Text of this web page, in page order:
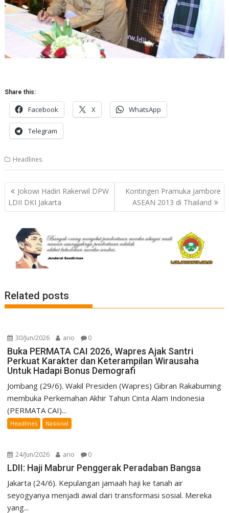
Share this:
Facebook X WhatsApp
Telegram
Headlines
Post
navigation
Jokowi Hadiri Rakerwil DPW
LDII DKI Jakarta
Kontingen Pramuka Jambore
ASEAN 2013 di Thailand
Related posts
30/Jun/2026 ario 0
Buka PERMATA CAI 2026, Wapres Ajak Santri
Perkuat Karakter dan Keterampilan Wirausaha
Untuk Hadapi Bonus Demografi
Jombang (29/6). Wakil Presiden (Wapres) Gibran Rakabuming
membuka Perkemahan Akhir Tahun Cinta Alam Indonesia
(PERMATA CAI)...
Headlines Nasional
24/Jun/2026 ario 0
LDII: Haji Mabrur Penggerak Peradaban Bangsa
Jakarta (24/6). Kepulangan jamaah haji ke tanah air
seyogyanya menjadi awal dari transformasi sosial. Mereka
yang...